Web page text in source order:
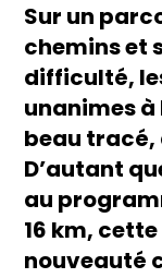
Sur un
chemins et
difficulté,
unanimes à
beau tracé,
D’autant
au
16 km,
nouveauté